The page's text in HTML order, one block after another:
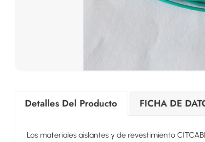
Detalles Del Producto FICHA DE
Los materiales aislantes y de revestimiento